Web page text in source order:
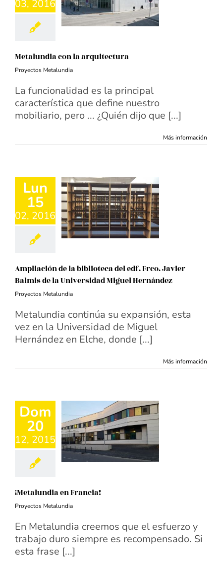
03, 2016
arquitectura
Metalundia con la arquitectura
Proyectos Metalundia
La funcionalidad es la principal
característica que define nuestro
mobiliario, pero ... ¿Quién dijo que [...]
Más información
Lun
15
02, 2016
biblioteca del edf.
Frco. Javier Balmis de
la Universidad Miguel
Hernández
Ampliación de la biblioteca del edf. Frco. Javier
Balmis de la Universidad Miguel Hernández
Proyectos Metalundia
Metalundia continúa su expansión, esta
vez en la Universidad de Miguel
Hernández en Elche, donde [...]
Más información
Dom
20
12, 2015
¡Metalundia en
Francia!
¡Metalundia en Francia!
Proyectos Metalundia
En Metalundia creemos que el esfuerzo y
trabajo duro siempre es recompensado. Si
esta frase [...]